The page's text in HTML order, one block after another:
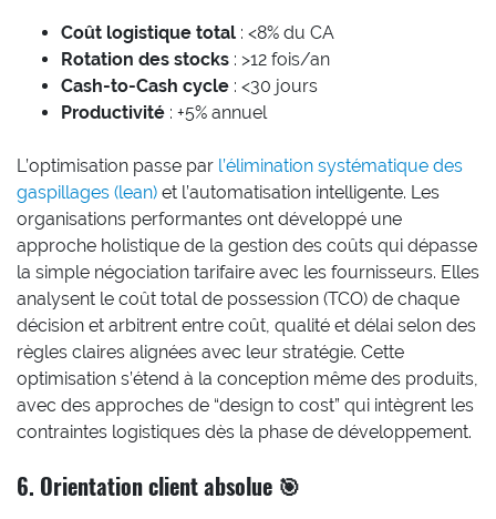
Coût logistique total : <8% du CA
Rotation des stocks : >12 fois/an
Cash-to-Cash cycle : <30 jours
Productivité : +5% annuel
L’optimisation passe par l’élimination systématique des
gaspillages (lean) et l’automatisation intelligente. Les
organisations performantes ont développé une
approche holistique de la gestion des coûts qui dépasse
la simple négociation tarifaire avec les fournisseurs. Elles
analysent le coût total de possession (TCO) de chaque
décision et arbitrent entre coût, qualité et délai selon des
règles claires alignées avec leur stratégie. Cette
optimisation s’étend à la conception même des produits,
avec des approches de “design to cost” qui intègrent les
contraintes logistiques dès la phase de développement.
6. Orientation client absolue 🎯